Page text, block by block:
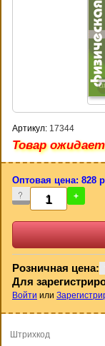
Артикул: 17344
Товар
Оптовая цена: 828
- +
Розничная цена:
Для
Войти или
Штрихкод